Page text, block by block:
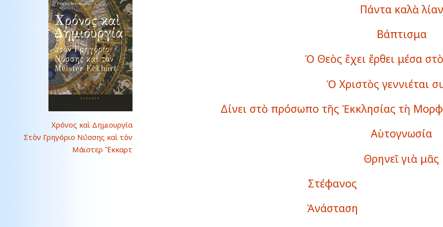
Χρόνος καὶ Δημιουργία
Στὸν Γρηγόριο Νύσσης καὶ τὸν
Μάιστερ Ἔκκαρτ
Πάντα καλὰ λίαν
Βάπτισμα
Ὁ Θεὸς ἔχει ἔρθει μέσα
Ὁ Χριστὸς γεννιέται
Δίνει στὸ πρόσωπο τῆς Ἐκκλησίας τὴ
Αὑτογνωσία
Θρηνεῖ γιὰ μᾶς
Στέφανος
Ἀνάσταση